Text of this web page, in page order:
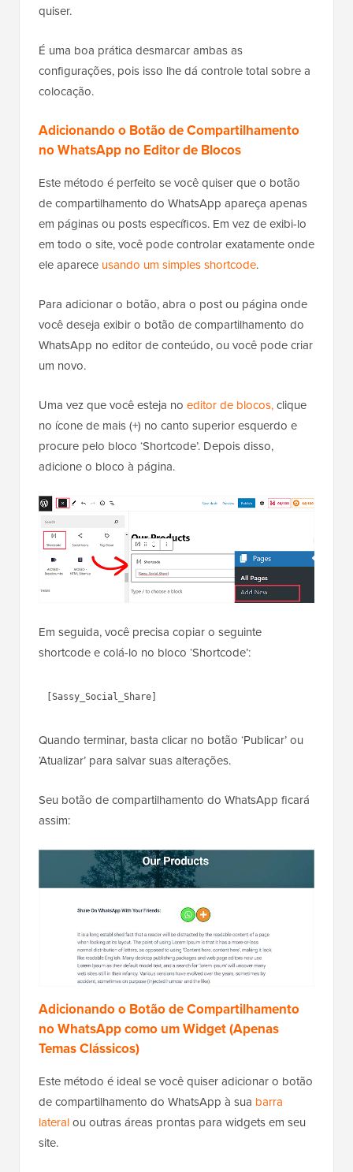
quiser.
É uma boa prática desmarcar ambas as
configurações, pois isso lhe dá controle total sobre a
colocação.
Adicionando o Botão de Compartilhamento
no WhatsApp no Editor de Blocos
Este método é perfeito se você quiser que o botão
de compartilhamento do WhatsApp apareça apenas
em páginas ou posts específicos. Em vez de exibi-lo
em todo o site, você pode controlar exatamente onde
ele aparece usando um simples shortcode.
Para adicionar o botão, abra o post ou página onde
você deseja exibir o botão de compartilhamento do
WhatsApp no editor de conteúdo, ou você pode criar
um novo.
Uma vez que você esteja no editor de blocos,clique
no ícone de mais (+) no canto superior esquerdo e
procure pelo bloco ‘Shortcode’. Depois disso,
adicione o bloco à página.
Em seguida, você precisa copiar o seguinte
shortcode e colá-lo no bloco ‘Shortcode’:
Quando terminar, basta clicar no botão ‘Publicar’ ou
‘Atualizar’ para salvar suas alterações.
Seu botão de compartilhamento do WhatsApp ficará
assim:
Adicionando o Botão de Compartilhamento
no WhatsApp como um Widget (Apenas
Temas Clássicos)
Este método é ideal se você quiser adicionar o botão
de compartilhamento do WhatsApp à sua barra
lateralou outras áreas prontas para widgets em seu
site.